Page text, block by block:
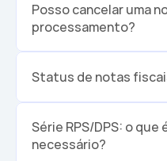
Posso cancelar uma
processamento?
Status de notas
Série RPS/DPS: o que
necessário?